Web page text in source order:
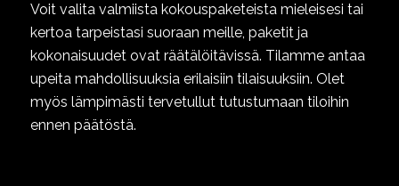
Voit valita valmiista kokouspaketeista mieleisesi tai
kertoa tarpeistasi suoraan meille, paketit ja
kokonaisuudet ovat räätälöitävissä. Tilamme antaa
upeita mahdollisuuksia erilaisiin tilaisuuksiin. Olet
myös lämpimästi tervetullut tutustumaan tiloihin
ennen päätöstä.